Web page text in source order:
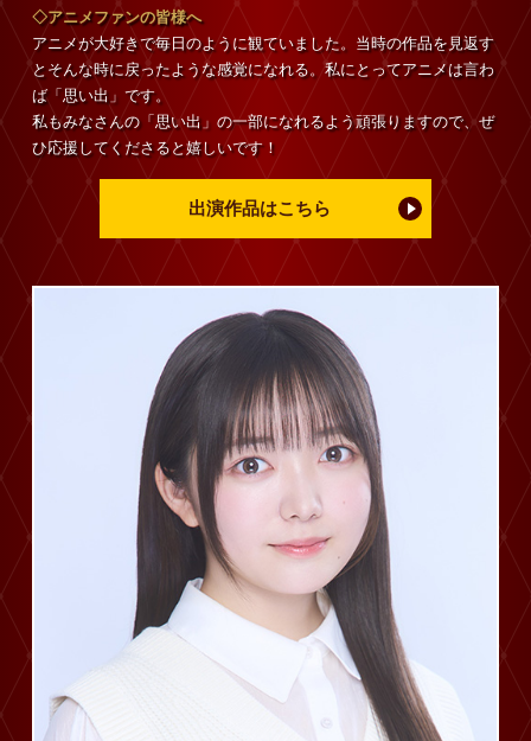
◇アニメファンの皆様へ
アニメが大好きで毎日のように観ていました。当時の作品を見返す
とそんな時に戻ったような感覚になれる。私にとってアニメは言わ
ば「思い出」です。
私もみなさんの「思い出」の一部になれるよう頑張りますので、ぜ
ひ応援してくださると嬉しいです！
出演作品はこちら